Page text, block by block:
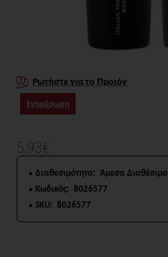
Ρωτήστε για το Προιόν
Ενημέρωση
5,93€
Διαθεσιμότητα: Άμεσα Διαθέσιμο
Κωδικός: 8026577
SKU: 8026577